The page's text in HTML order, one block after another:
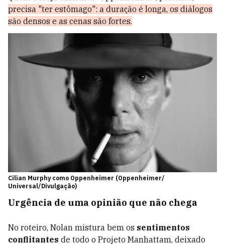
precisa "ter estômago": a duração é longa, os diálogos
são densos e as cenas são fortes.
Cilian Murphy como Oppenheimer (Oppenheimer/
Universal/Divulgação)
Urgência de uma opinião que não chega
No roteiro, Nolan mistura bem os sentimentos
conflitantes de todo o Projeto Manhattam, deixado